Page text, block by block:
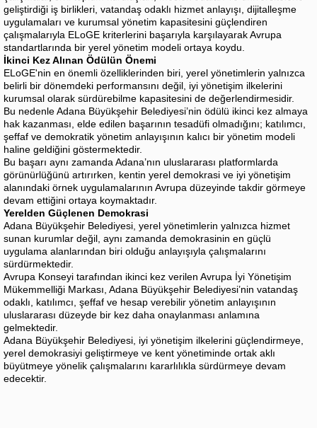
geliştirdiği iş birlikleri, vatandaş odaklı hizmet anlayışı, dijitalleşme
uygulamaları ve kurumsal yönetim kapasitesini güçlendiren
çalışmalarıyla ELoGE kriterlerini başarıyla karşılayarak Avrupa
standartlarında bir yerel yönetim modeli ortaya koydu.
İkinci Kez Alınan Ödülün Önemi
ELoGE'nin en önemli özelliklerinden biri, yerel yönetimlerin yalnızca
belirli bir dönemdeki performansını değil, iyi yönetişim ilkelerini
kurumsal olarak sürdürebilme kapasitesini de değerlendirmesidir.
Bu nedenle Adana Büyükşehir Belediyesi’nin ödülü ikinci kez almaya
hak kazanması, elde edilen başarının tesadüfi olmadığını; katılımcı,
şeffaf ve demokratik yönetim anlayışının kalıcı bir yönetim modeli
haline geldiğini göstermektedir.
Bu başarı aynı zamanda Adana’nın uluslararası platformlarda
görünürlüğünü artırırken, kentin yerel demokrasi ve iyi yönetişim
alanındaki örnek uygulamalarının Avrupa düzeyinde takdir görmeye
devam ettiğini ortaya koymaktadır.
Yerelden Güçlenen Demokrasi
Adana Büyükşehir Belediyesi, yerel yönetimlerin yalnızca hizmet
sunan kurumlar değil, aynı zamanda demokrasinin en güçlü
uygulama alanlarından biri olduğu anlayışıyla çalışmalarını
sürdürmektedir.
Avrupa Konseyi tarafından ikinci kez verilen Avrupa İyi Yönetişim
Mükemmelliği Markası, Adana Büyükşehir Belediyesi’nin vatandaş
odaklı, katılımcı, şeffaf ve hesap verebilir yönetim anlayışının
uluslararası düzeyde bir kez daha onaylanması anlamına
gelmektedir.
Adana Büyükşehir Belediyesi, iyi yönetişim ilkelerini güçlendirmeye,
yerel demokrasiyi geliştirmeye ve kent yönetiminde ortak aklı
büyütmeye yönelik çalışmalarını kararlılıkla sürdürmeye devam
edecektir.